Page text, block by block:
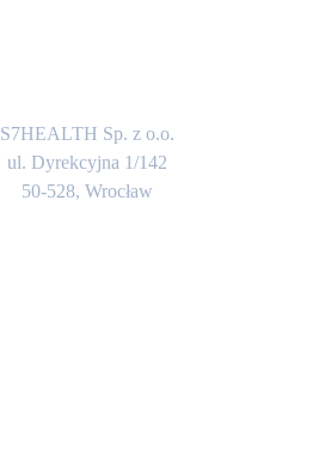
S7HEALTH Sp. z o.o.
ul. Dyrekcyjna 1/142
50-528, Wrocław